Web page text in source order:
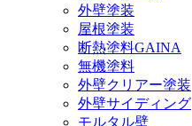
外壁塗装
屋根塗装
断熱塗料GAINA
無機塗料
外壁クリアー塗装
外壁サイディング
モルタル壁